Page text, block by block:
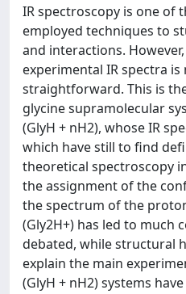
IR spectroscopy is one of
employed techniques to
and interactions.
experimental IR spectra is
straightforward. This is
glycine supramolecular
(GlyH + nH2), whose IR
which have still to find
theoretical spectroscopy
the assignment of the
the spectrum of the
(Gly2H+) has led to much
debated, while structural
explain the main
(GlyH + nH2) systems